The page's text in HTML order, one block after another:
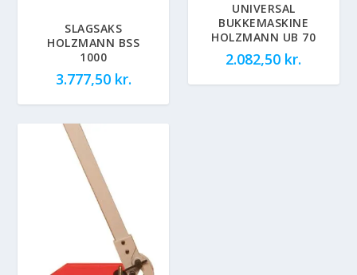
SLAGSAKS
HOLZMANN BSS
1000
3.777,50 kr.
UNIVERSAL
BUKKEMASKINE
HOLZMANN UB 70
2.082,50 kr.